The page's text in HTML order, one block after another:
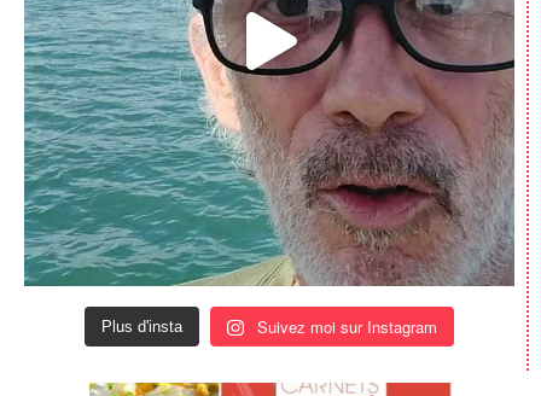
Plus d'insta Suivez moi sur Instagram